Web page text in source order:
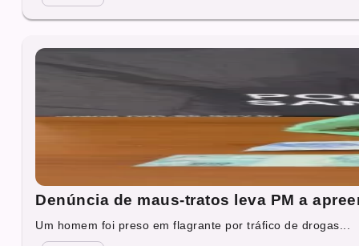
Denúncia de maus-tratos leva PM a
Um homem foi preso em flagrante por tráfico de drogas...